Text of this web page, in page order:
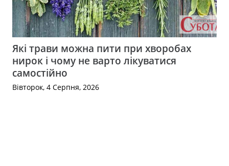
Які трави можна пити при хворобах
нирок і чому не варто лікуватися
самостійно
Вівторок, 4 Серпня, 2026